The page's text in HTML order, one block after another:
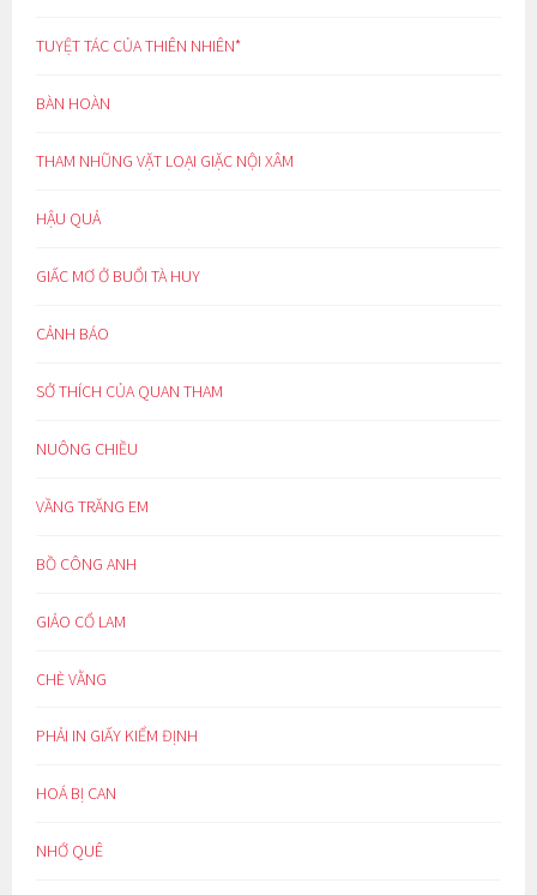
TUYỆT TÁC CỦA THIÊN NHIÊN*
BÀN HOÀN
THAM NHŨNG VẶT LOẠI GIẶC NỘI XÂM
HẬU QUẢ
GIẤC MƠ Ở BUỔI TÀ HUY
CẢNH BÁO
SỞ THÍCH CỦA QUAN THAM
NUÔNG CHIỀU
VẦNG TRĂNG EM
BỒ CÔNG ANH
GIẢO CỔ LAM
CHÈ VẰNG
PHẢI IN GIẤY KIỂM ĐỊNH
HOÁ BỊ CAN
NHỚ QUÊ